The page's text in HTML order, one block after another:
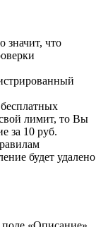
значит, что
лимит, то Вы
за 10 руб.
будет удалено